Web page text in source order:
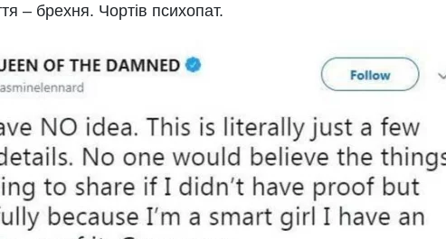
– брехня. Чортів психопат.